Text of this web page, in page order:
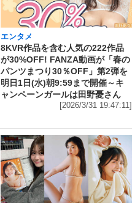
エンタメ
8KVR作品を含む人気の222作品
が30%OFF! FANZA動画が「春の
パンツまつり30％OFF」第2弾を
明日1日(水)朝9:59まで開催～キ
ャンペーンガールは田野憂さん
[2026/3/31 19:47:11]